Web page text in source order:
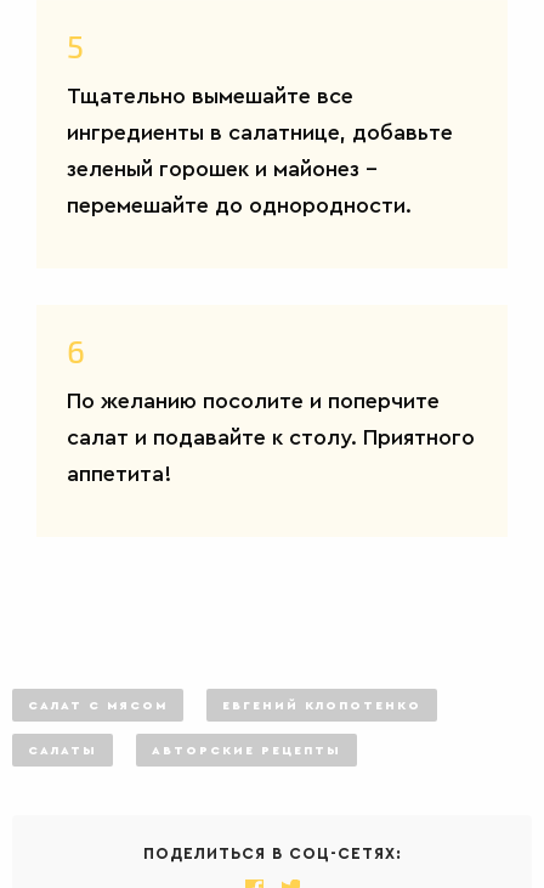
5
Тщательно вымешайте все
ингредиенты в салатнице, добавьте
зеленый горошек и майонез –
перемешайте до однородности.
6
По желанию посолите и поперчите
салат и подавайте к столу. Приятного
аппетита!
САЛАТ С МЯСОМ ЕВГЕНИЙ КЛОПОТЕНКО
САЛАТЫ АВТОРСКИЕ РЕЦЕПТЫ
ПОДЕЛИТЬСЯ В СОЦ-СЕТЯХ: